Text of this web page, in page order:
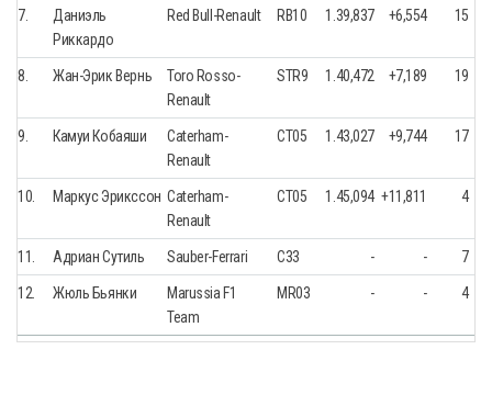
7.
Даниэль
Риккардо
Red Bull-Renault RB10 1.39,837 +6,554 15
8. Жан-Эрик Вернь
Toro Rosso-
Renault
STR9 1.40,472 +7,189 19
9. Камуи Кобаяши
Caterham-
Renault
CT05 1.43,027 +9,744 17
10. Маркус Эрикссон Caterham-
Renault
CT05 1.45,094 +11,811 4
11. Адриан Сутиль Sauber-Ferrari C33 - - 7
12. Жюль Бьянки
Marussia F1
Team
MR03 - - 4